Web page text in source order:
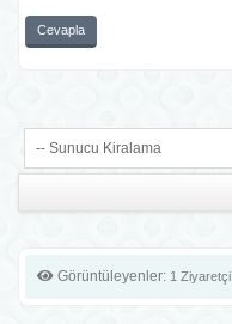
Cevapla
Görüntüleyenler: 1 Ziyaretçi